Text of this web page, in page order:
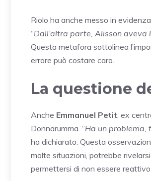
Riolo ha anche messo in
“Dall’altra parte, Alisson aveva
Questa metafora sottolinea
errore può costare caro.
La questione
Anche Emmanuel Petit , ex
Donnarumma. “Ha un problema,
ha dichiarato. Questa
molte situazioni, potrebbe
permettersi di non essere